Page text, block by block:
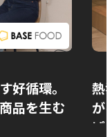
好循環。
品を生む
熱
が
ぱ